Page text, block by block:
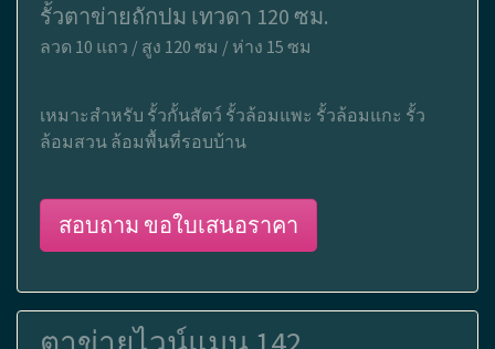
รั้วตาข่ายถักปม เทวดา 120 ซม.
ลวด 10 แถว / สูง 120 ซม / ห่าง 15 ซม
เหมาะสำหรับ รั้วกั้นสัตว์ รั้วล้อมแพะ รั้วล้อมแกะ รั้ว
ล้อมสวน ล้อมพื้นที่รอบบ้าน
สอบถาม ขอใบเสนอราคา